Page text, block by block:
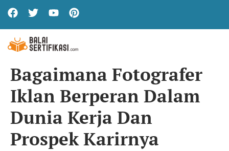
Bagaimana Fotografer
Iklan Berperan Dalam
Dunia Kerja Dan
Prospek Karirnya